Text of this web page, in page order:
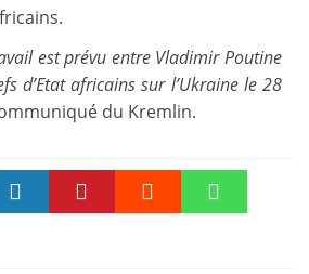
est prévu entre Vladimir Poutine
d’Etat africains sur l’Ukraine le 28
du Kremlin.